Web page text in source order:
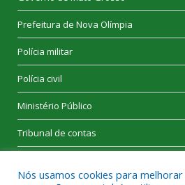
Prefeitura de Nova Olímpia
Polícia militar
Polícia civil
Ministério Público
Tribunal de contas
Nós usamos cookies para